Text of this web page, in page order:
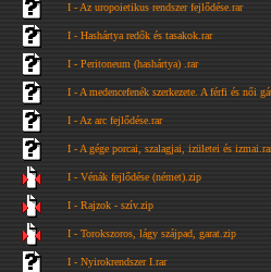
I - Az uropoietikus rendszer fejlődése.rar
I - Hashártya redők és tasakok.rar
I - Peritoneum (hashártya) .rar
I - A medencefenék szerkezete. A férfi és női
I - Az arc fejlődése.rar
I - A gége porcai, szalagjai, izületei és
I - Vénák fejlődése (német).zip
I - Rajzok - szív.zip
I - Torokszoros, lágy szájpad, garat.zip
I - Nyirokrendszer I.rar